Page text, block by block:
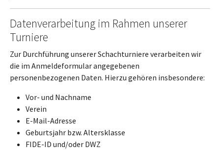
Datenverarbeitung im Rahmen unserer
Turniere
Zur Durchführung unserer Schachturniere verarbeiten wir
die im Anmeldeformular angegebenen
personenbezogenen Daten. Hierzu gehören insbesondere:
Vor- und Nachname
Verein
E-Mail-Adresse
Geburtsjahr bzw. Altersklasse
FIDE-ID und/oder DWZ